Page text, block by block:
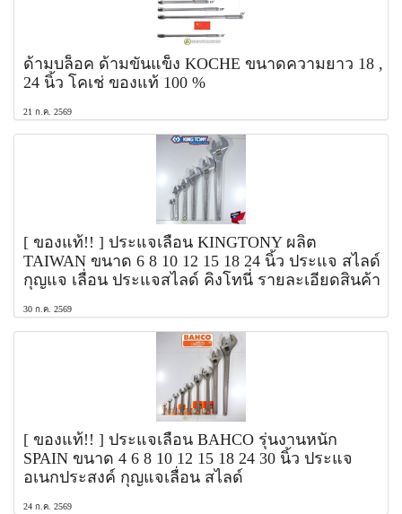
ด้ามบล็อค ด้ามขันแข็ง KOCHE ขนาดความยาว 18 ,
24 นิ้ว โคเช่ ของแท้ 100 %
21 ก.ค. 2569
[ ของแท้!! ] ประแจเลื่อน KINGTONY ผลิต
TAIWAN ขนาด 6 8 10 12 15 18 24 นิ้ว ประแจ สไลด์
กุญแจ เลื่อน ประแจสไลด์ คิงโทนี่ รายละเอียดสินค้า
30 ก.ค. 2569
[ ของแท้!! ] ประแจเลื่อน BAHCO รุ่นงานหนัก
SPAIN ขนาด 4 6 8 10 12 15 18 24 30 นิ้ว ประแจ
อเนกประสงค์ กุญแจเลื่อน สไลด์
24 ก.ค. 2569